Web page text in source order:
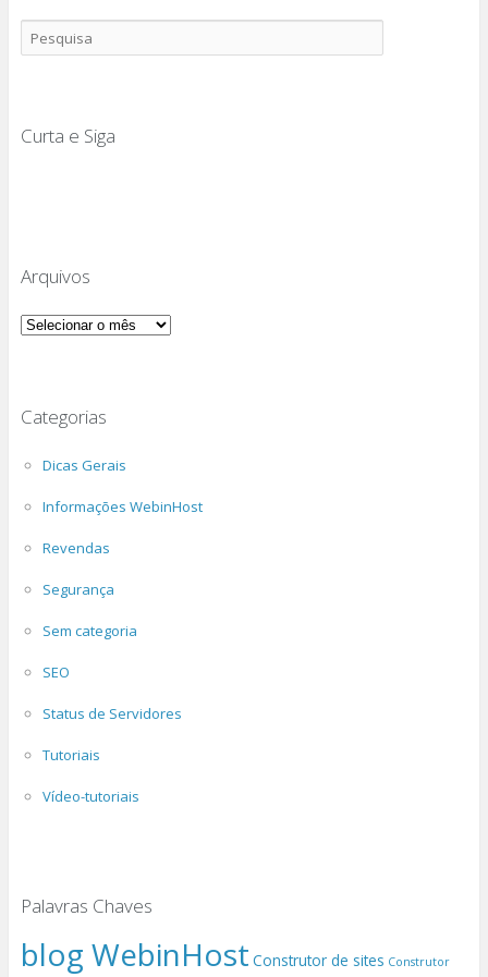
Curta e Siga
Arquivos
Arquivos
Categorias
Dicas Gerais
Informações WebinHost
Revendas
Segurança
Sem categoria
SEO
Status de Servidores
Tutoriais
Vídeo-tutoriais
Palavras Chaves
blog WebinHost Construtor de sites Construtor